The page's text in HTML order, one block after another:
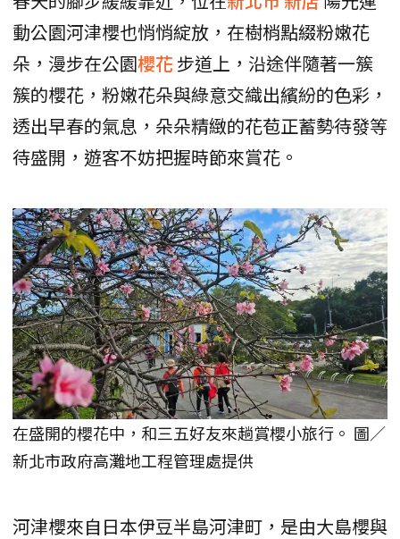
動公園河津櫻也悄悄綻放，在樹梢點綴粉嫩花
朵，漫步在公園櫻花 步道上，沿途伴隨著一簇
簇的櫻花，粉嫩花朵與綠意交織出繽紛的色彩，
透出早春的氣息，朵朵精緻的花苞正蓄勢待發等
待盛開，遊客不妨把握時節來賞花。
在盛開的櫻花中，和三五好友來趟賞櫻小旅行。 圖／
新北市政府高灘地工程管理處提供
河津櫻來自日本伊豆半島河津町，是由大島櫻與